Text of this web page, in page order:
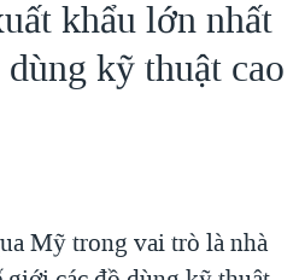
khẩu lớn nhất
kỹ thuật cao
Mỹ trong vai trò là nhà